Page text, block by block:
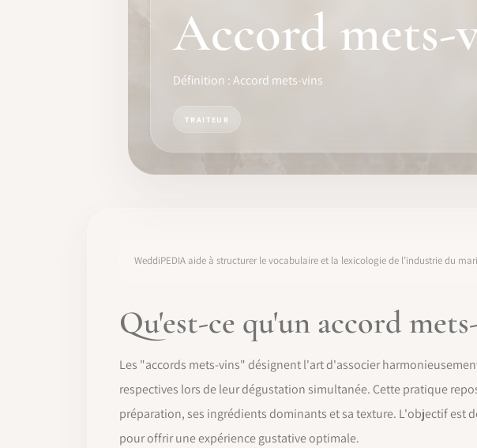
Accord mets-
Définition : Accord mets-vins
TRAITEUR
WeddiPEDIA aide à structurer le vocabulaire et la lexicologie de l’industrie du
Qu'est-ce qu'un accord
Les "accords mets-vins" désignent l'art d'associer
respectives lors de leur dégustation simultanée. Cette pratique
préparation, ses ingrédients dominants et sa texture. L'objectif est
pour offrir une expérience gustative optimale.